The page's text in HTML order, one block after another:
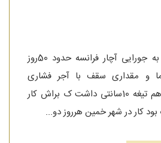
سلام حمید هستم بنا به جورایی آچار فرانسه حدود 50روز
و مقداری سقف با آجر فشاری
وتیغه20سانتیومقدا ی هم تیغه 10سانتی داشت ک براش کار
کار در شهر خمین هرروز دو...